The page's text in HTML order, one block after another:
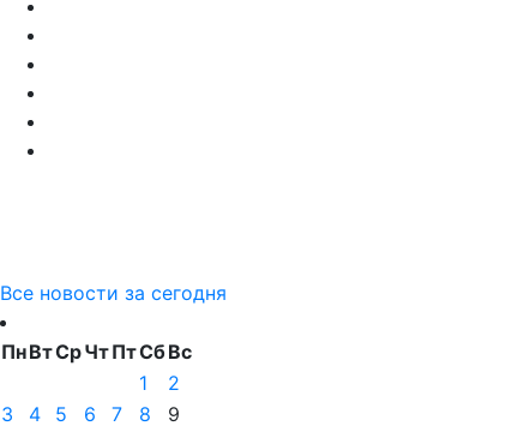
Все новости за сегодня
ПнВтСрЧтПтСбВс
1
2
3
4 5 6 7 8
9